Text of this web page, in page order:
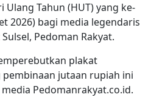
Tahun (HUT) yang ke-
2026) bagi media legendaris
Pedoman Rakyat.
plakat
jutaan rupiah ini
Pedomanrakyat.co.id.